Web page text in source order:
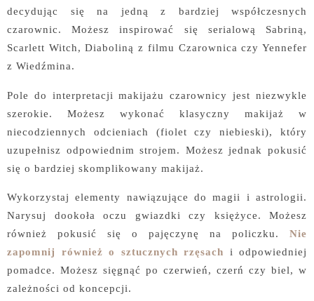
decydując się na jedną z bardziej współczesnych
czarownic. Możesz inspirować się serialową Sabriną,
Scarlett Witch, Diaboliną z filmu Czarownica czy Yennefer
z Wiedźmina.
Pole do interpretacji makijażu czarownicy jest niezwykle
szerokie. Możesz wykonać klasyczny makijaż w
niecodziennych odcieniach (fiolet czy niebieski), który
uzupełnisz odpowiednim strojem. Możesz jednak pokusić
się o bardziej skomplikowany makijaż.
Wykorzystaj elementy nawiązujące do magii i astrologii.
Narysuj dookoła oczu gwiazdki czy księżyce. Możesz
również pokusić się o pajęczynę na policzku. Nie
zapomnij również o sztucznych rzęsach i odpowiedniej
pomadce. Możesz sięgnąć po czerwień, czerń czy biel, w
zależności od koncepcji.